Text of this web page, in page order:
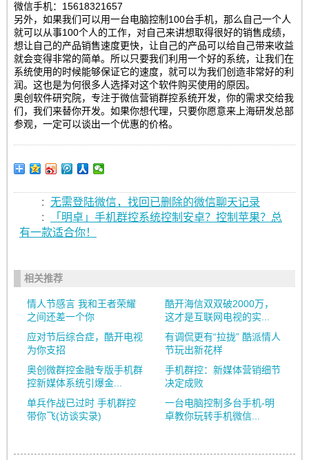
微信手机：15618321657
另外，如果我们可以用一台电脑控制100台手机，那么自己一个人
就可以从事100个人的工作，对自己来讲想取得很好的销售成绩，
想让自己的产品销售速度更快，让自己的产品可以给自己带来收益
就会变得非常的简单。所以只要我们利用一个好的系统，让我们在
系统使用的时候能够保证它的速度，就可以为我们创造非常好的利
润。这也是为何很多人选择对这个软件购买使用的原因。
奥创软件研究院，专注于微信营销群控系统开发，你的需求交给我
们，我们来替你开发。如果你想代理，只要你愿意来上海研发总部
参观，一定可以谈出一个优惠的价格。
: 无需登陆微信，找回已删除的微信聊天记录
:
「明卓」手机群控系统控制安卓？控制苹果？总
有一款适合你！
相关推荐
情人节感言 我和王者荣耀
之间还差一个你
酷开海信双双破2000万，
这才是互联网电视的实...
应对节后综合症，酷开电视
为你支招
有调侃更有“拉拢” 酷派情人
节玩出新花样
奥创微群控金融专版手机群
控新媒体系统引爆金...
手机群控：新媒体营销细节
决定成败
单兵作战已过时 手机群控
带你飞(访谈实录)
一台电脑控制多台手机-明
卓教你玩转手机微信...